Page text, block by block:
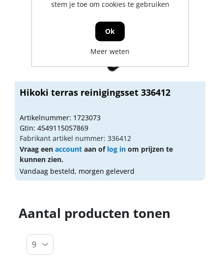
Hikoki terras reinigingsset 336412
Artikelnummer: 1723073
Gtin: 4549115057869
Fabrikant artikel nummer: 336412
Vraag een account aan of log in om prijzen te
kunnen zien.
Vandaag besteld, morgen geleverd
Aantal producten tonen
stem je toe om cookies te gebruiken
Ok
Meer weten